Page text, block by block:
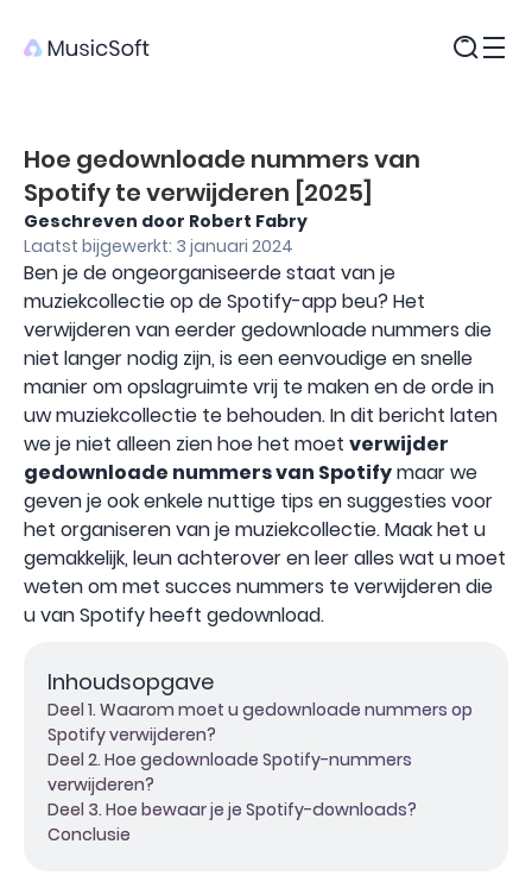
Hoe gedownloade nummers van
Spotify te verwijderen [2025]
Geschreven door Robert Fabry
Laatst bijgewerkt: 3 januari 2024
Ben je de ongeorganiseerde staat van je
muziekcollectie op de Spotify-app beu? Het
verwijderen van eerder gedownloade nummers die
niet langer nodig zijn, is een eenvoudige en snelle
manier om opslagruimte vrij te maken en de orde in
uw muziekcollectie te behouden. In dit bericht laten
we je niet alleen zien hoe het moet verwijder
gedownloade nummers van Spotifymaar we
geven je ook enkele nuttige tips en suggesties voor
het organiseren van je muziekcollectie. Maak het u
gemakkelijk, leun achterover en leer alles wat u moet
weten om met succes nummers te verwijderen die
u van Spotify heeft gedownload.
Inhoudsopgave
Deel 1. Waarom moet u gedownloade nummers op
Spotify verwijderen?
Deel 2. Hoe gedownloade Spotify-nummers
verwijderen?
Deel 3. Hoe bewaar je je Spotify-downloads?
Conclusie